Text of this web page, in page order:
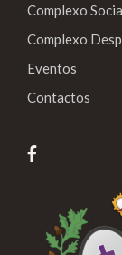
Complexo
Complexo
Eventos
Contactos